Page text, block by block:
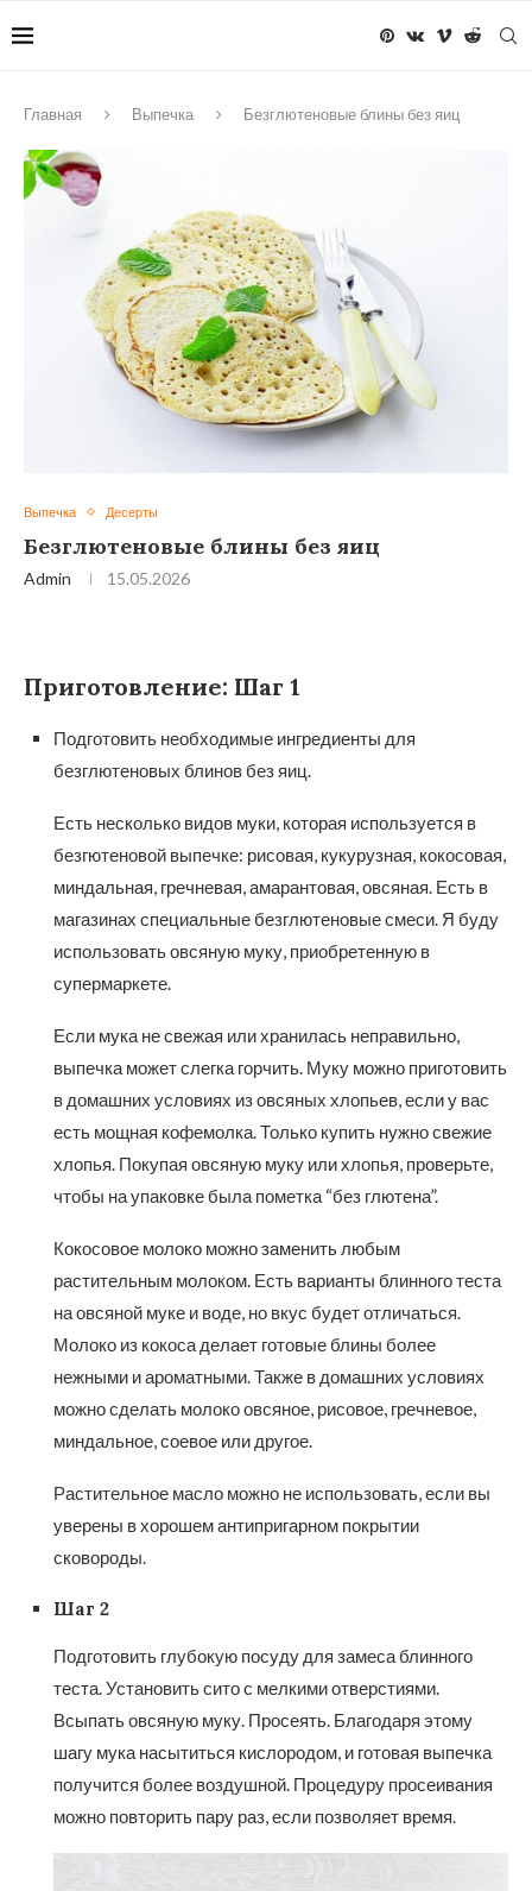
Главная Выпечка Безглютеновые блины без яиц
Выпечка Десерты
Безглютеновые блины без яиц
Admin 15.05.2026
Приготовление: Шаг 1
Подготовить необходимые ингредиенты для
безглютеновых блинов без яиц.
Есть несколько видов муки, которая используется в
безгютеновой выпечке: рисовая, кукурузная, кокосовая,
миндальная, гречневая, амарантовая, овсяная. Есть в
магазинах специальные безглютеновые смеси. Я буду
использовать овсяную муку, приобретенную в
супермаркете.
Если мука не свежая или хранилась неправильно,
выпечка может слегка горчить. Муку можно приготовить
в домашних условиях из овсяных хлопьев, если у вас
есть мощная кофемолка. Только купить нужно свежие
хлопья. Покупая овсяную муку или хлопья, проверьте,
чтобы на упаковке была пометка “без глютена”.
Кокосовое молоко можно заменить любым
растительным молоком. Есть варианты блинного теста
на овсяной муке и воде, но вкус будет отличаться.
Молоко из кокоса делает готовые блины более
нежными и ароматными. Также в домашних условиях
можно сделать молоко овсяное, рисовое, гречневое,
миндальное, соевое или другое.
Растительное масло можно не использовать, если вы
уверены в хорошем антипригарном покрытии
сковороды.
Шаг 2
Подготовить глубокую посуду для замеса блинного
теста. Установить сито с мелкими отверстиями.
Всыпать овсяную муку. Просеять. Благодаря этому
шагу мука насытиться кислородом, и готовая выпечка
получится более воздушной. Процедуру просеивания
можно повторить пару раз, если позволяет время.